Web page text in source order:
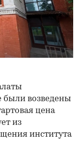
были возведены
цена
из
института